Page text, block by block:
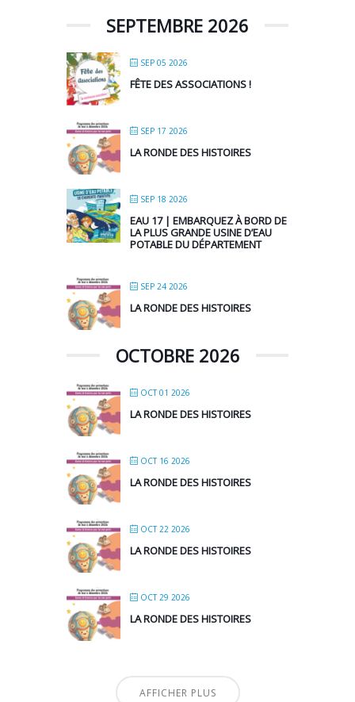
SEPTEMBRE 2026
SEP 05 2026
FÊTE DES ASSOCIATIONS !
SEP 17 2026
LA RONDE DES HISTOIRES
SEP 18 2026
EAU 17 | EMBARQUEZ À BORD DE
LA PLUS GRANDE USINE D’EAU
POTABLE DU DÉPARTEMENT
SEP 24 2026
LA RONDE DES HISTOIRES
OCTOBRE 2026
OCT 01 2026
LA RONDE DES HISTOIRES
OCT 16 2026
LA RONDE DES HISTOIRES
OCT 22 2026
LA RONDE DES HISTOIRES
OCT 29 2026
LA RONDE DES HISTOIRES
AFFICHER PLUS